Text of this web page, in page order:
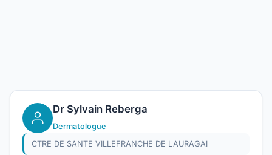
Dr Sylvain Reberga
Dermatologue
CTRE DE SANTE VILLEFRANCHE DE LAURAGAI